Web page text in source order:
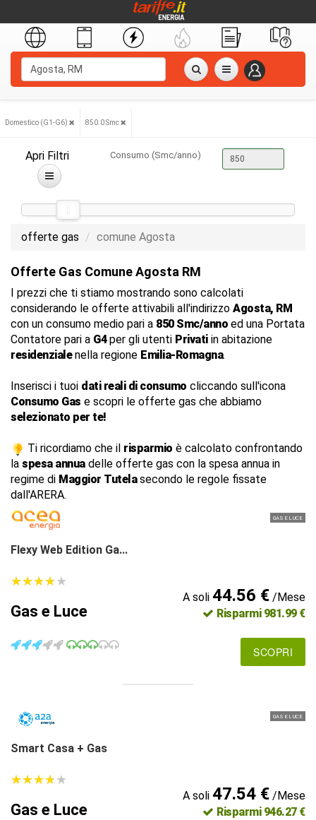
Domestico (G1-G6) 850.0 Smc
Apri Filtri Consumo (Smc/anno)
offerte gas comune Agosta
Offerte Gas Comune Agosta RM
I prezzi che ti stiamo mostrando sono calcolati
considerando le offerte attivabili all'indirizzo Agosta, RM
con un consumo medio pari a 850 Smc/anno ed una Portata
Contatore pari a G4per gli utenti Privatiin abitazione
residenzialenella regione Emilia-Romagna.
Inserisci i tuoi dati reali di consumo cliccando sull'icona
Consumo Gas e scopri le offerte gas che abbiamo
selezionato per te!
Ti ricordiamo che il risparmio è calcolato confrontando
la spesa annuadelle offerte gas con la spesa annua in
regime di Maggior Tutelasecondo le regole fissate
dall'ARERA.
GAS E LUCE
Flexy Web Edition Ga...
★★★★★
★★★★★
Gas e Luce
A soli 44.56 €/Mese
Risparmi 981.99 €
SCOPRI
GAS E LUCE
Smart Casa + Gas
★★★★★
★★★★★
Gas e Luce
A soli 47.54 €/Mese
Risparmi 946.27 €